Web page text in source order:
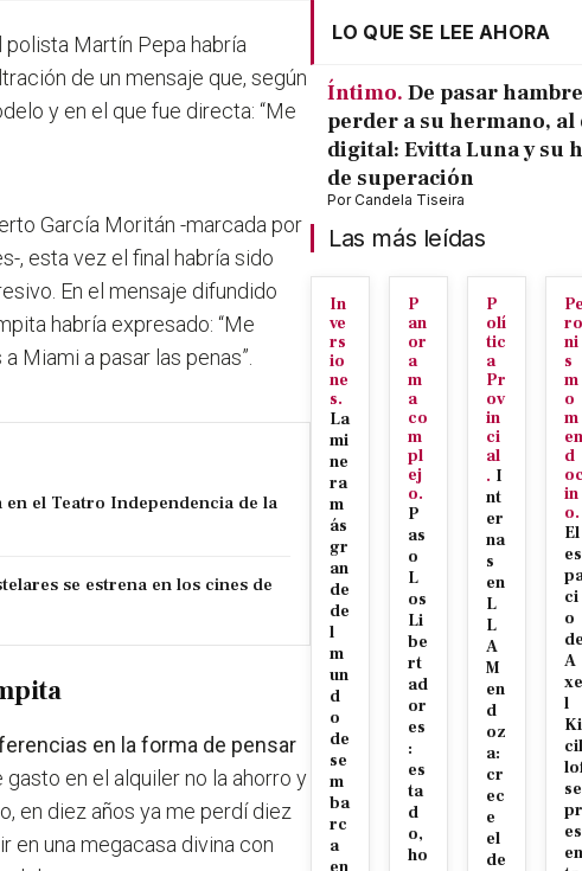
polista Martín Pepa habría
de un mensaje que, según
y en el que fue directa: “Me
García Moritán -marcada por
, esta vez el final habría sido
En el mensaje difundido
habría expresado: “Me
Miami a pasar las penas”.
en el Teatro Independencia de la
se estrena en los cines de
en la forma de pensar
en el alquiler no la ahorro y
en diez años ya me perdí diez
en una megacasa divina con
LO QUE SE LEE AHORA
Íntimo. De pasar
perder a su hermano, al
digital: Evitta Luna y su
de superación
PorCandela Tiseira
Las más leídas
In
ve
rs
io
ne
s.
La
mi
ne
ra
m
ás
gr
an
de
de
l
m
un
d
o
de
se
m
ba
rc
a
P
an
or
a
m
a
co
m
pl
ej
o.
P
as
o
L
os
Li
be
rt
ad
or
es
:
es
ta
d
o,
ho
P
olí
tic
a
Pr
ov
in
ci
al
. I
nt
er
na
s
en
L
L
A
M
en
d
oz
a:
cr
ec
e
el
de
Pe
ro
ni
s
m
o
m
en
d
oc
in
o.
El
es
ci
o
de
A
xe
l
Ki
cil
se
pr
es
en